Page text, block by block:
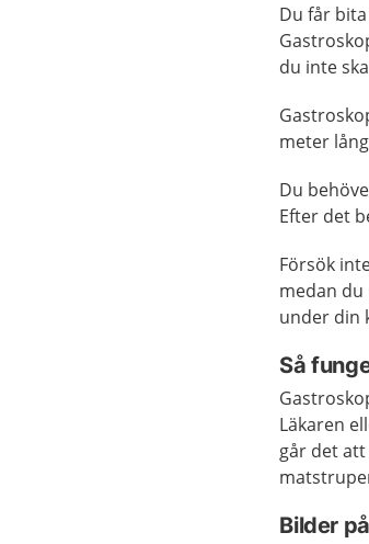
Du får
du inte
meter
Du
Efter det
Försök
medan
under din
Så
Läkaren
går det
Bilder